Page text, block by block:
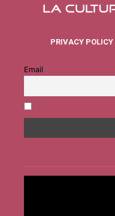
PRIVACY POLICY
Email